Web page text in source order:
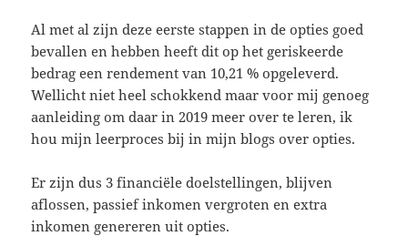
Al met al zijn deze eerste stappen in de opties goed
bevallen en hebben heeft dit op het geriskeerde
bedrag een rendement van 10,21 % opgeleverd.
Wellicht niet heel schokkend maar voor mij genoeg
aanleiding om daar in 2019 meer over te leren, ik
hou mijn leerproces bij in mijn blogs over opties.
Er zijn dus 3 financiële doelstellingen, blijven
aflossen, passief inkomen vergroten en extra
inkomen genereren uit opties.